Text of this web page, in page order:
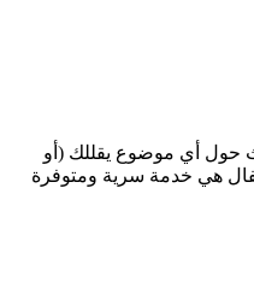
حول أي موضوع يقللك (أو
هي خدمة سرية ومتوفرة